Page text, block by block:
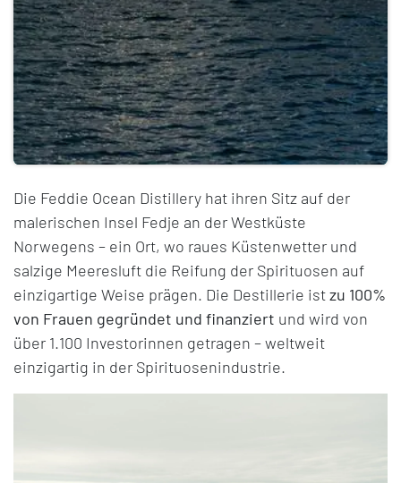
Die Feddie Ocean Distillery hat ihren Sitz auf der
malerischen Insel Fedje an der Westküste
Norwegens – ein Ort, wo raues Küstenwetter und
salzige Meeresluft die Reifung der Spirituosen auf
einzigartige Weise prägen. Die Destillerie istzu 100%
von Frauen gegründet und finanziert und wird von
über 1.100 Investorinnen getragen – weltweit
einzigartig in der Spirituosenindustrie.